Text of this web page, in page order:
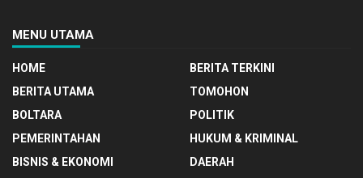
MENU UTAMA
HOME
BERITA TERKINI
BERITA UTAMA
TOMOHON
BOLTARA
POLITIK
PEMERINTAHAN
HUKUM & KRIMINAL
BISNIS & EKONOMI
DAERAH